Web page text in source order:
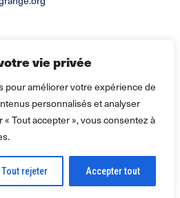
vie privée
pour améliorer votre expérience de
personnalisés et analyser
Tout accepter », vous consentez à
Tout rejeter Accepter tout